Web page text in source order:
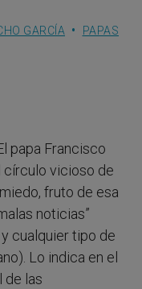
GARCÍA PAPAS
papa Francisco
círculo vicioso de
fruto de esa
noticias”
cualquier tipo de
Lo indica en el
de las